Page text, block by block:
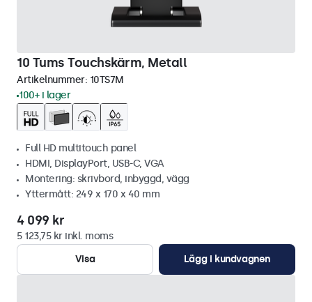
10 Tums Touchskärm, Metall
Artikelnummer: 10TS7M
100+ i lager
Full HD multitouch panel
HDMI, DisplayPort, USB-C, VGA
Montering: skrivbord, inbyggd, vägg
Yttermått: 249 x 170 x 40 mm
4 099 kr
5 123,75 kr inkl. moms
Visa
Lägg i kundvagnen